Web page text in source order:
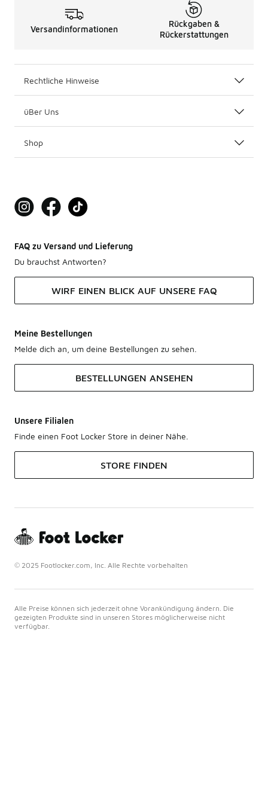
Versandinformationen
Rückgaben &
Rückerstattungen
Rechtliche Hinweise
üBer Uns
Shop
FAQ zu Versand und Lieferung
Du brauchst Antworten?
WIRF EINEN BLICK AUF UNSERE FAQ
Meine Bestellungen
Melde dich an, um deine Bestellungen zu sehen.
BESTELLUNGEN ANSEHEN
Unsere Filialen
Finde einen Foot Locker Store in deiner Nähe.
STORE FINDEN
© 2025 Footlocker.com, Inc. Alle Rechte vorbehalten
Alle Preise können sich jederzeit ohne Vorankündigung ändern. Die
gezeigten Produkte sind in unseren Stores möglicherweise nicht
verfügbar.